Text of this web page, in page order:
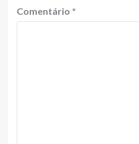
Comentário *